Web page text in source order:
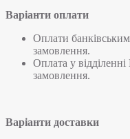
Варіанти оплати
Оплати
замовлення.
Оплата у
замовлення.
Варіанти доставки